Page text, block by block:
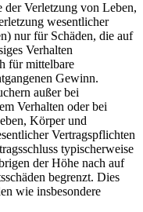
der Verletzung von Leben,
wesentlicher
nur für Schäden, die auf
Verhalten
für mittelbare
Gewinn.
außer bei
Verhalten oder bei
Körper und
Vertragspflichten
typischerweise
der Höhe nach auf
begrenzt. Dies
wie insbesondere